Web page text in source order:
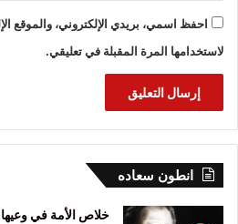
احفظ اسمي، بريدي الإلكتروني، والموقع
لاستخدامها المرة المقبلة في تعليقي.
انطون سعاده
خلاص الأمة في وعيها